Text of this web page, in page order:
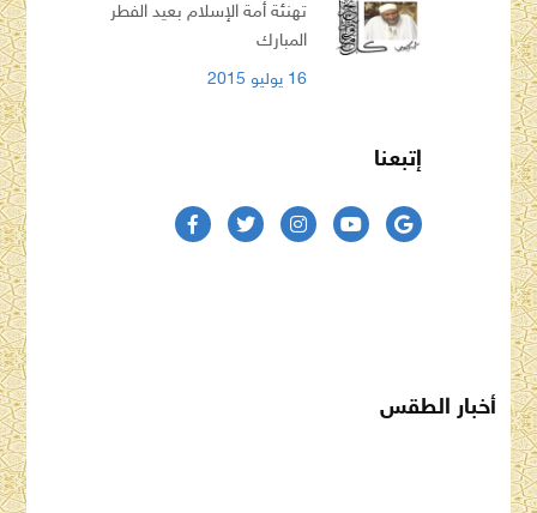
تهنئة أمة الإسلام بعيد الفطر
المبارك
16 يوليو 2015
إتبعنا
أخبار الطقس